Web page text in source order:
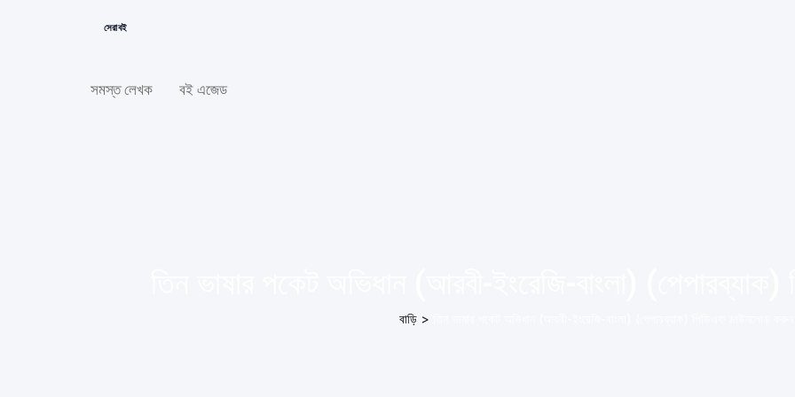
সেরা বই
সমস্ত লেখক বই এজেড
বাড়ি >